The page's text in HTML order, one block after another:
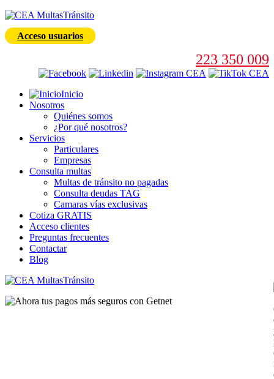
Acceso usuarios
223 350 009
Inicio
Nosotros
Quiénes somos
¿Por qué nosotros?
Servicios
Particulares
Empresas
Consulta multas
Multas de tránsito no pagadas
Consulta deudas TAG
Camaras vías exclusivas
Cotiza GRATIS
Acceso clientes
Preguntas frecuentes
Contactar
Blog